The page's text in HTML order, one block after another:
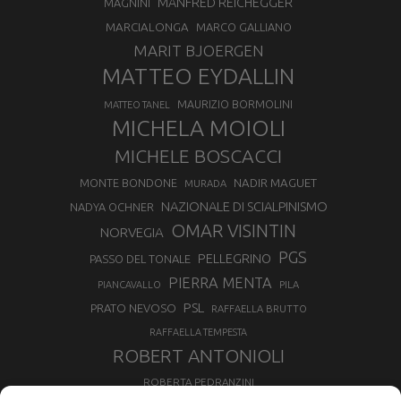
MAGNINI
MARCIALONGA MARCO GALLIANO
MARIT BJOERGEN
MATTEO EYDALLIN
MATTEO TANEL MAURIZIO BORMOLINI
MICHELA MOIOLI
MICHELE BOSCACCI
MONTE BONDONE MURADA NADIR MAGUET
NADYA OCHNER
NAZIONALE DI SCIALPINISMO
NORVEGIA
OMAR VISINTIN
PASSO DEL TONALE PELLEGRINO PGS
PIANCAVALLO PIERRA MENTA PILA
PRATO NEVOSO PSL RAFFAELLA BRUTTO
RAFFAELLA TEMPESTA
ROBERT ANTONIOLI
ROBERTA PEDRANZINI